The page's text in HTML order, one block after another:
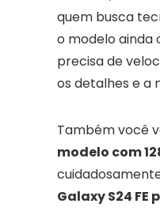
quem busca
o modelo ainda
precisa de
os detalhes e a
Também você
modelo com
Galaxy S24